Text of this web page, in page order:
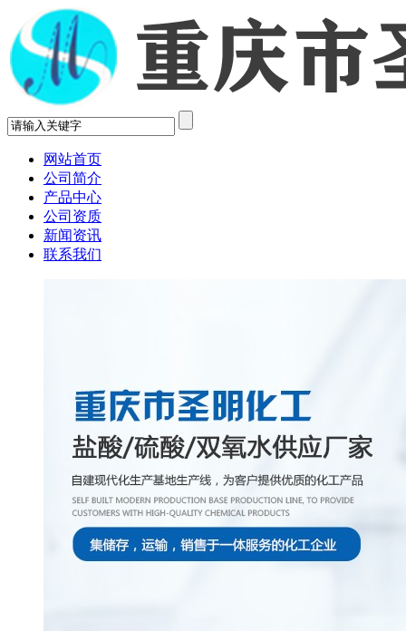
网站首页
公司简介
产品中心
公司资质
新闻资讯
联系我们